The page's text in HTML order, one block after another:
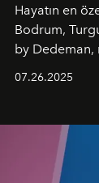
Hayatın en
Bodrum,
by Dedeman,
07.26.2025